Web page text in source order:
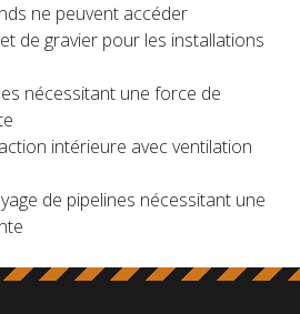
ne peuvent accéder
de gravier pour les installations
nécessitant une force de
intérieure avec ventilation
de pipelines nécessitant une